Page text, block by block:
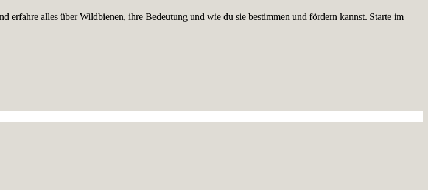
erfahre alles über Wildbienen, ihre Bedeutung und wie du sie bestimmen und fördern kannst. Starte im